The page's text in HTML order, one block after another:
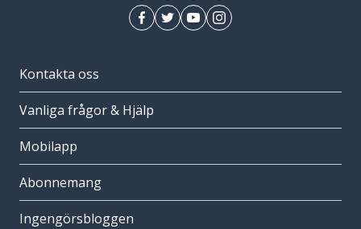
Kontakta oss
Vanliga frågor & Hjälp
Mobilapp
Abonnemang
Ingengörsbloggen